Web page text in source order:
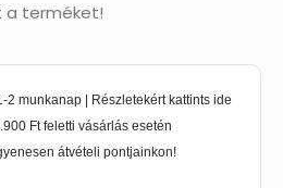
a terméket!
2 munkanap | Részletekért kattints ide
Ft feletti vásárlás esetén
átvételi pontjainkon!